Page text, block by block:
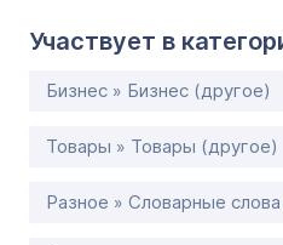
Участвует в
Бизнес » Бизнес (другое)
Товары » Товары (другое)
Разное » Словарные слова